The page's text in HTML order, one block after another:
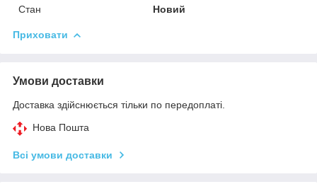
Стан
Новий
Приховати
Умови доставки
Доставка здійснюється тільки по передоплаті.
Нова Пошта
Всі умови доставки